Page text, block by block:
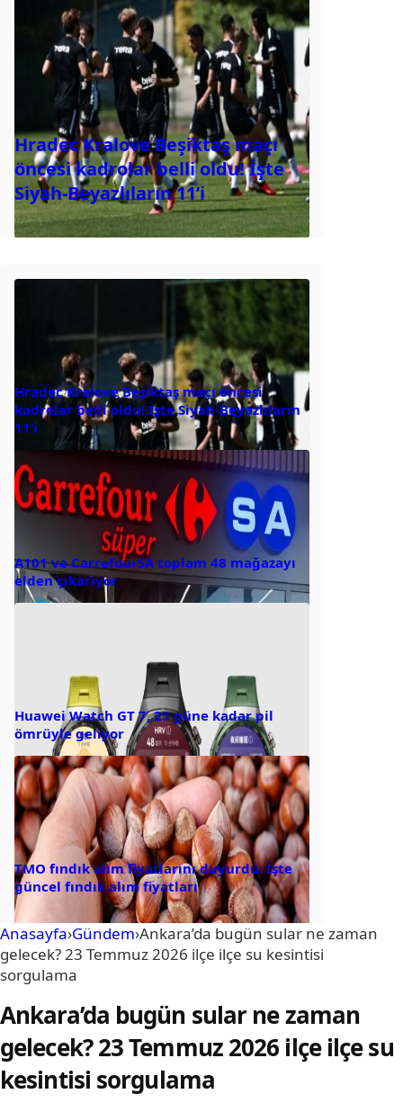
Hradec Kralove Beşiktaş maçı
öncesi kadrolar belli oldu! İşte
Siyah-Beyazlıların 11’i
Hradec Kralove Beşiktaş maçı öncesi
kadrolar belli oldu! İşte Siyah-Beyazlıların
11’i
A101 ve CarrefourSA toplam 48 mağazayı
elden çıkarıyor
Huawei Watch GT 7, 21 güne kadar pil
ömrüyle geliyor
TMO fındık alım fiyatlarını duyurdu: İşte
güncel fındık alım fiyatları
Anasayfa›Gündem›Ankara’da bugün sular ne zaman
gelecek? 23 Temmuz 2026 ilçe ilçe su kesintisi
sorgulama
Ankara’da bugün sular ne zaman
gelecek? 23 Temmuz 2026 ilçe ilçe su
kesintisi sorgulama